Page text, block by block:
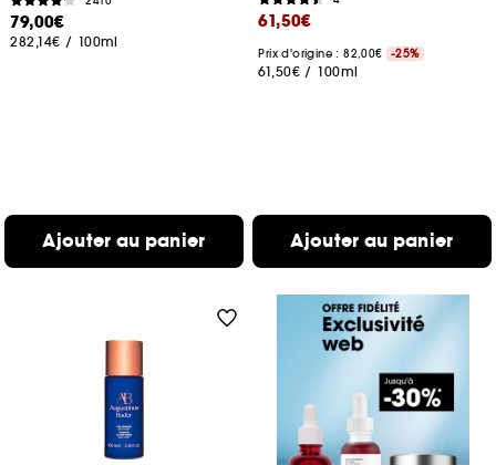
79,00€
282,14€ / 100ml
Ajouter au panier
61,50€
Prix d'origine : 82,00€ -25%
61,50€ / 100ml
Ajouter au panier